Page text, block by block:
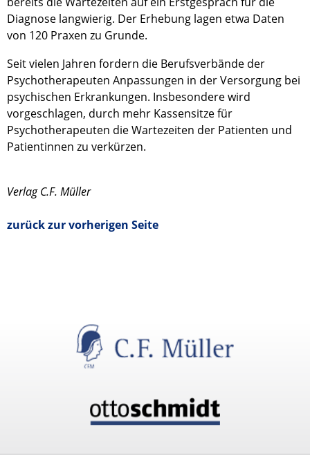
Diagnose langwierig. Der Erhebung lagen etwa Daten
von 120 Praxen zu Grunde.
Seit vielen Jahren fordern die Berufsverbände der
Psychotherapeuten Anpassungen in der Versorgung bei
psychischen Erkrankungen. Insbesondere wird
vorgeschlagen, durch mehr Kassensitze für
Psychotherapeuten die Wartezeiten der Patienten und
Patientinnen zu verkürzen.
Verlag C.F. Müller
zurück zur vorherigen Seite